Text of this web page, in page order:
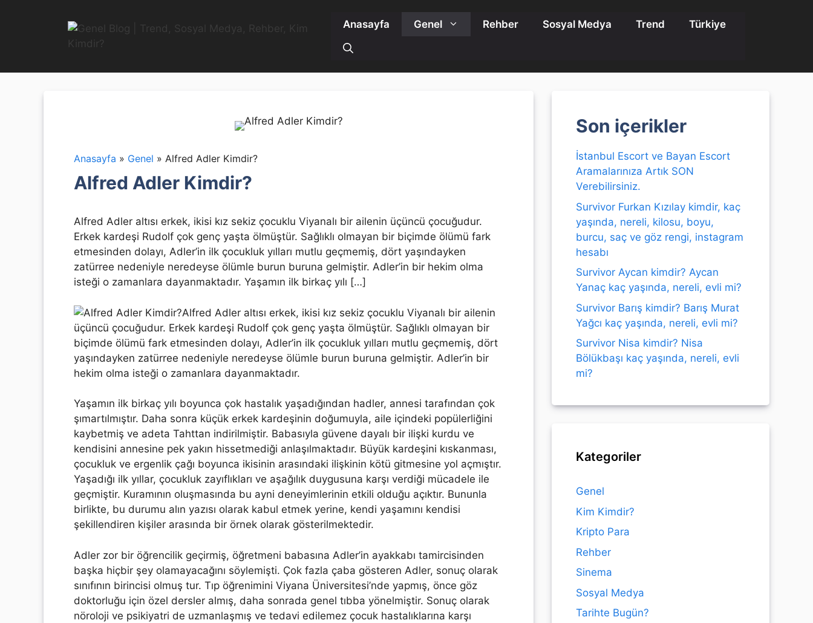
Anasayfa Genel Rehber Sosyal Medya Trend Türkiye
Anasayfa » Genel » Alfred Adler Kimdir?
Alfred Adler Kimdir?
Alfred Adler altısı erkek, ikisi kız sekiz çocuklu Viyanalı bir ailenin üçüncü çocuğudur.
Erkek kardeşi Rudolf çok genç yaşta ölmüştür. Sağlıklı olmayan bir biçimde ölümü fark
etmesinden dolayı, Adler’in ilk çocukluk yılları mutlu geçmemiş, dört yaşındayken
zatürree nedeniyle neredeyse ölümle burun buruna gelmiştir. Adler’in bir hekim olma
isteği o zamanlara dayanmaktadır. Yaşamın ilk birkaç yılı […]
Alfred Adler altısı erkek, ikisi kız sekiz çocuklu Viyanalı bir ailenin
üçüncü çocuğudur. Erkek kardeşi Rudolf çok genç yaşta ölmüştür. Sağlıklı olmayan bir
biçimde ölümü fark etmesinden dolayı, Adler’in ilk çocukluk yılları mutlu geçmemiş, dört
yaşındayken zatürree nedeniyle neredeyse ölümle burun buruna gelmiştir. Adler’in bir
hekim olma isteği o zamanlara dayanmaktadır.
Yaşamın ilk birkaç yılı boyunca çok hastalık yaşadığından hadler, annesi tarafından çok
şımartılmıştır. Daha sonra küçük erkek kardeşinin doğumuyla, aile içindeki popülerliğini
kaybetmiş ve adeta Tahttan indirilmiştir. Babasıyla güvene dayalı bir ilişki kurdu ve
kendisini annesine pek yakın hissetmediği anlaşılmaktadır. Büyük kardeşini kıskanması,
çocukluk ve ergenlik çağı boyunca ikisinin arasındaki ilişkinin kötü gitmesine yol açmıştır.
Yaşadığı ilk yıllar, çocukluk zayıflıkları ve aşağılık duygusuna karşı verdiği mücadele ile
geçmiştir. Kuramının oluşmasında bu ayni deneyimlerinin etkili olduğu açıktır. Bununla
birlikte, bu durumu alın yazısı olarak kabul etmek yerine, kendi yaşamını kendisi
şekillendiren kişiler arasında bir örnek olarak gösterilmektedir.
Adler zor bir öğrencilik geçirmiş, öğretmeni babasına Adler’in ayakkabı tamircisinden
başka hiçbir şey olamayacağını söylemişti. Çok fazla çaba gösteren Adler, sonuç olarak
sınıfının birincisi olmuş tur. Tıp öğrenimini Viyana Üniversitesi’nde yapmış, önce göz
doktorluğu için özel dersler almış, daha sonrada genel tıbba yönelmiştir. Sonuç olarak
nöroloji ve psikiyatri de uzmanlaşmış ve tedavi edilemez çocuk hastalıklarına karşı
Son içerikler
İstanbul Escort ve Bayan Escort
Aramalarınıza Artık SON
Verebilirsiniz.
Survivor Furkan Kızılay kimdir, kaç
yaşında, nereli, kilosu, boyu,
burcu, saç ve göz rengi, instagram
hesabı
Survivor Aycan kimdir? Aycan
Yanaç kaç yaşında, nereli, evli mi?
Survivor Barış kimdir? Barış Murat
Yağcı kaç yaşında, nereli, evli mi?
Survivor Nisa kimdir? Nisa
Bölükbaşı kaç yaşında, nereli, evli
mi?
Kategoriler
Genel
Kim Kimdir?
Kripto Para
Rehber
Sinema
Sosyal Medya
Tarihte Bugün?